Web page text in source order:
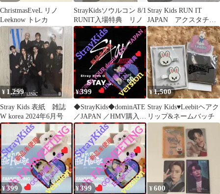
ChristmasEveL リノ
Leeknow トレカ
StrayKidsソウルコン 8/1
RUNIT入場特典 リノ
Stray Kids RUN IT
JAPAN アクスタチャ
ーム バンチャン
¥ 1,299
Stray Kids 表紙 雑誌
W korea 2024年6月号
¥399
◆StrayKids◆dominATE
／JAPAN ／HMV購入特
典／I.N
¥1,500
Stray Kids♥️Leebitヘアク
リップ&ネームバッチ
¥399 ¥399 ¥600